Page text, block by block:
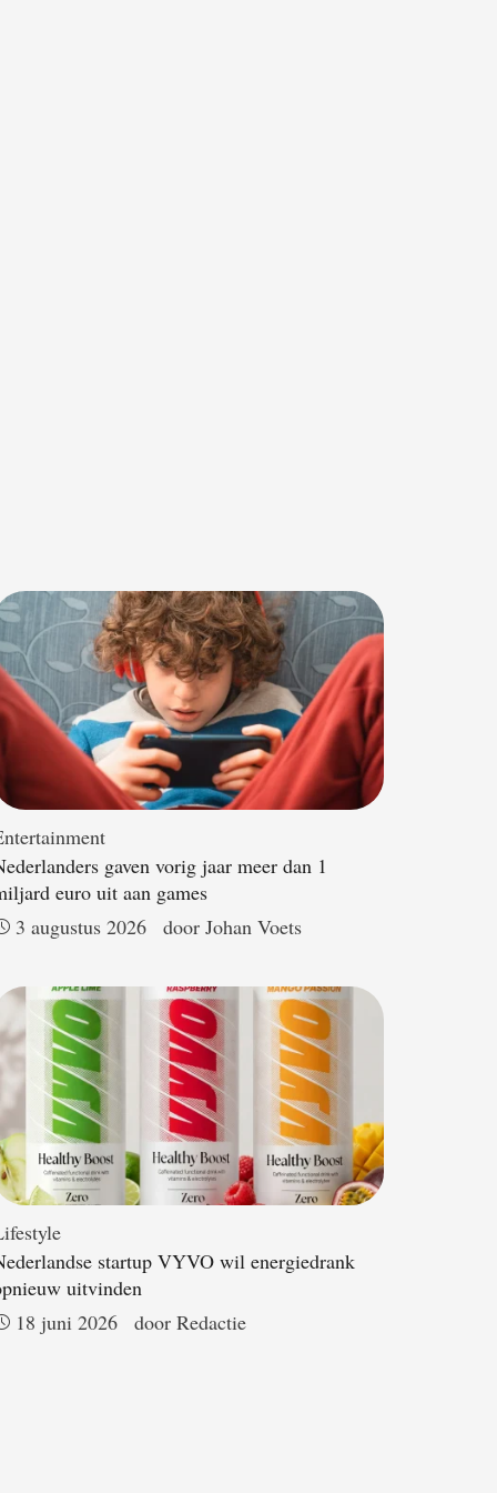
gaven vorig jaar meer dan 1
euro uit aan games
3 augustus 2026
door Johan Voets
startup VYVO wil energiedrank
uitvinden
18 juni 2026
door Redactie